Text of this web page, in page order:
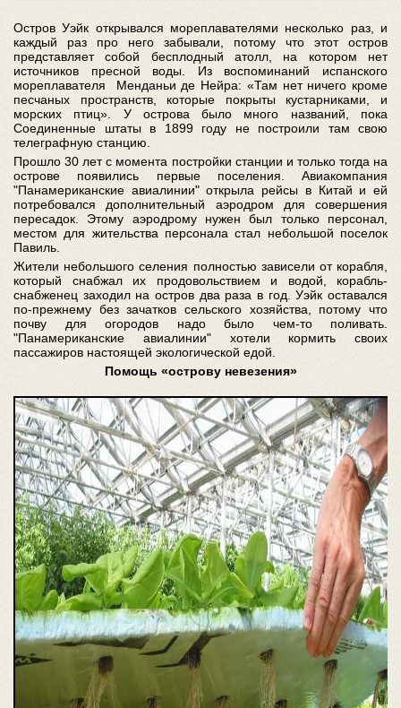
Остров Уэйк открывался мореплавателями несколько раз, и
каждый раз про него забывали, потому что этот остров
представляет собой бесплодный атолл, на котором нет
источников пресной воды. Из воспоминаний испанского
мореплавателя Менданьи де Нейра: «Там нет ничего кроме
песчаных пространств, которые покрыты кустарниками, и
морских птиц». У острова было много названий, пока
Соединенные штаты в 1899 году не построили там свою
телеграфную станцию.
Прошло 30 лет с момента постройки станции и только тогда на
острове появились первые поселения. Авиакомпания
"Панамериканские авиалинии" открыла рейсы в Китай и ей
потребовался дополнительный аэродром для совершения
пересадок. Этому аэродрому нужен был только персонал,
местом для жительства персонала стал небольшой поселок
Павиль.
Жители небольшого селения полностью зависели от корабля,
который снабжал их продовольствием и водой, корабль-
снабженец заходил на остров два раза в год. Уэйк оставался
по-прежнему без зачатков сельского хозяйства, потому что
почву для огородов надо было чем-то поливать.
"Панамериканские авиалинии" хотели кормить своих
пассажиров настоящей экологической едой.
Помощь «острову невезения»